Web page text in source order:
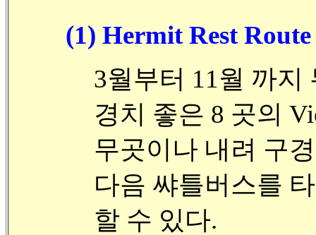
(1) Hermit Rest Route
3월부터 11월 까지
경치 좋은 8 곳의
무곳이나 내려 구
다음 쌰틀버스를
할 수 있다.